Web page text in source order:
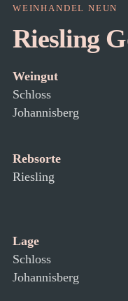
WEINHANDEL NEUN
Riesling
Weingut
Schloss
Johannisberg
Rebsorte
Riesling
Lage
Schloss
Johannisberg